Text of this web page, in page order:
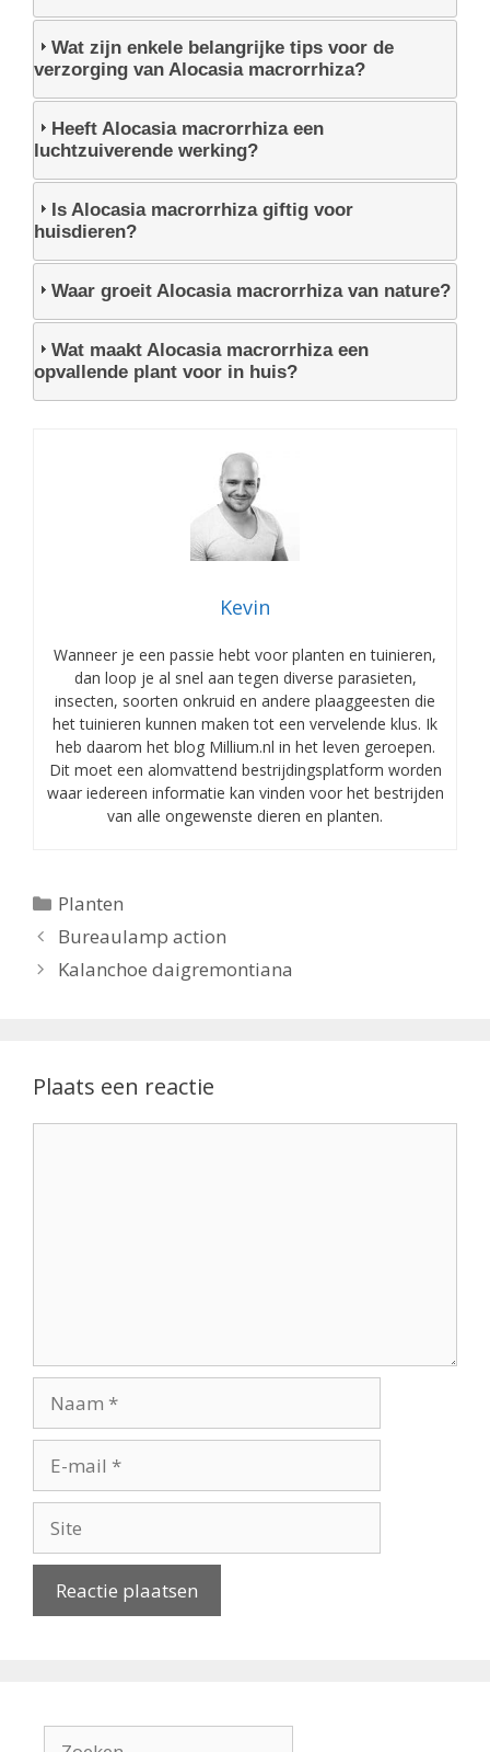
Wat zijn enkele belangrijke tips voor de
verzorging van Alocasia macrorrhiza?
Heeft Alocasia macrorrhiza een
luchtzuiverende werking?
Is Alocasia macrorrhiza giftig voor
huisdieren?
Waar groeit Alocasia macrorrhiza van nature?
Wat maakt Alocasia macrorrhiza een
opvallende plant voor in huis?
Kevin
Wanneer je een passie hebt voor planten en tuinieren,
dan loop je al snel aan tegen diverse parasieten,
insecten, soorten onkruid en andere plaaggeesten die
het tuinieren kunnen maken tot een vervelende klus. Ik
heb daarom het blog Millium.nl in het leven geroepen.
Dit moet een alomvattend bestrijdingsplatform worden
waar iedereen informatie kan vinden voor het bestrijden
van alle ongewenste dieren en planten.
Categorieën
Planten
Bureaulamp action
Kalanchoe daigremontiana
Plaats een reactie
mail